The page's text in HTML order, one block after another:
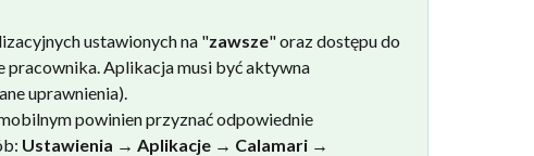
ustawionych na "zawsze" oraz dostępu do
pracownika. Aplikacja musi być aktywna
uprawnienia).
powinien przyznać odpowiednie
Ustawienia → Aplikacje → Calamari →